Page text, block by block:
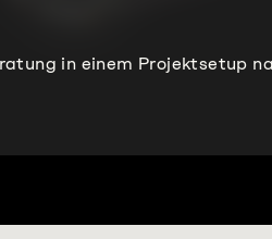
in einem Projektsetup